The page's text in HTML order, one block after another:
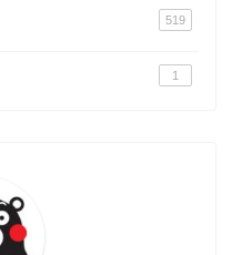
519
1
英語対策講座